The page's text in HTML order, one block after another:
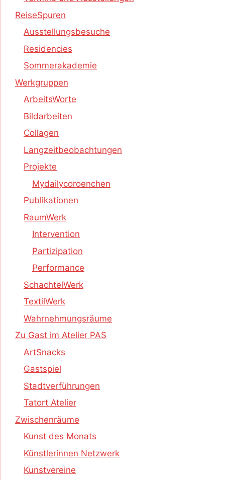
ReiseSpuren
Ausstellungsbesuche
Residencies
Sommerakademie
Werkgruppen
ArbeitsWorte
Bildarbeiten
Collagen
Langzeitbeobachtungen
Projekte
Mydailycoroenchen
Publikationen
RaumWerk
Intervention
Partizipation
Performance
SchachtelWerk
TextilWerk
Wahrnehmungsräume
Zu Gast im Atelier PAS
ArtSnacks
Gastspiel
Stadtverführungen
Tatort Atelier
Zwischenräume
Kunst des Monats
Künstlerinnen Netzwerk
Kunstvereine